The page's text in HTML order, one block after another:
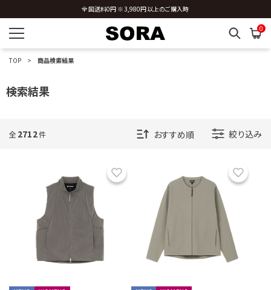
新規会員登録 ※今ならすぐに使える500円分のクーポンプレゼント
0
TOP 商品検索結果
検索結果
全 2712件 絞り込み
お気に入り